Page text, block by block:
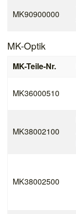
MK90900000
MK-Optik
MK-Teile-Nr.
MK36000510
MK38002100
MK38002500